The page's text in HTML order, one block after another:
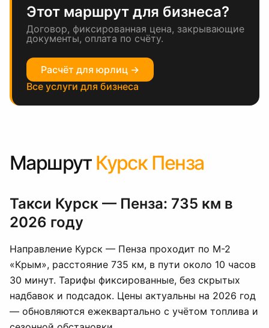
Этот маршрут для бизнеса?
Договор, фиксированная цена, закрывающие
документы, оплата по счёту.
Расчёт для юрлиц →
Все услуги для бизнеса
Маршрут Курск Пенза
Такси Курск — Пенза: 735 км в
2026 году
Направление Курск — Пенза проходит по М-2
«Крым», расстояние 735 км, в пути около 10 часов
30 минут. Тарифы фиксированные, без скрытых
надбавок и подсадок. Цены актуальны на 2026 год
— обновляются ежеквартально с учётом топлива и